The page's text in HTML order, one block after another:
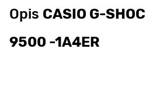
Opis CASIO G-
9500 -1A4ER